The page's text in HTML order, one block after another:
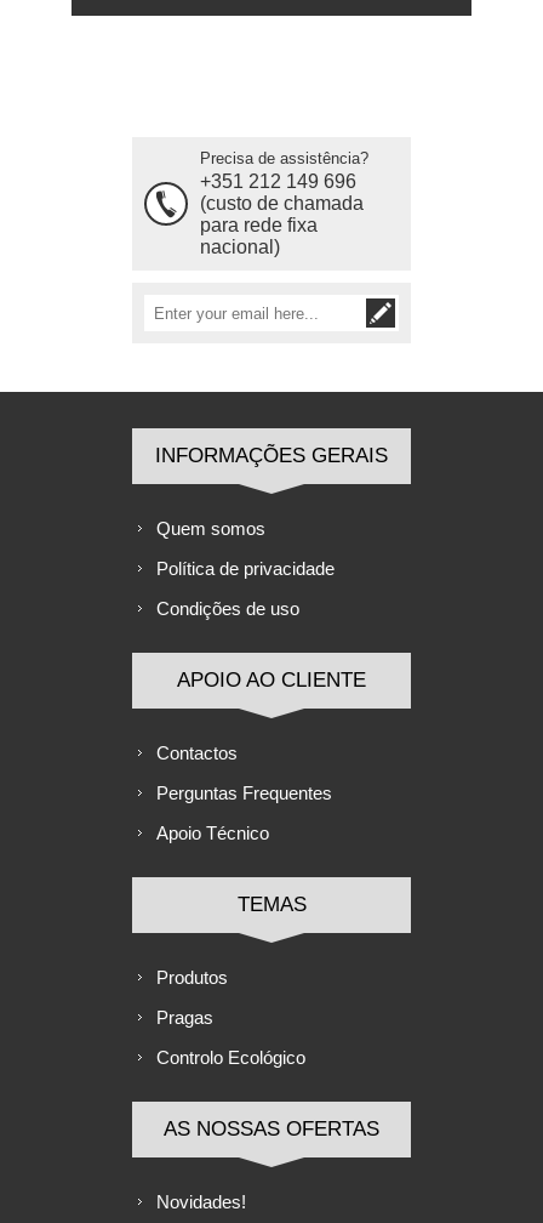
Precisa de assistência?
+351 212 149 696
(custo de chamada
para rede fixa
nacional)
INFORMAÇÕES GERAIS
Quem somos
Política de privacidade
Condições de uso
APOIO AO CLIENTE
Contactos
Perguntas Frequentes
Apoio Técnico
TEMAS
Produtos
Pragas
Controlo Ecológico
AS NOSSAS OFERTAS
Novidades!